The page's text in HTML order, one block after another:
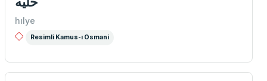
hılye
Resimli Kamus-ı Osmani